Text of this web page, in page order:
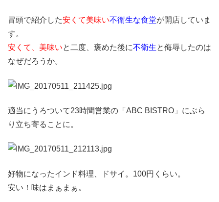
冒頭で紹介した安くて美味い不衛生な食堂が開店していま
す。
安くて、美味いと二度、褒めた後に不衛生と侮辱したのは
なぜだろうか。
適当にうろついて23時間営業の「ABC BISTRO」にぶら
り立ち寄ることに。
好物になったインド料理、ドサイ。100円くらい。
安い！味はまぁまぁ。